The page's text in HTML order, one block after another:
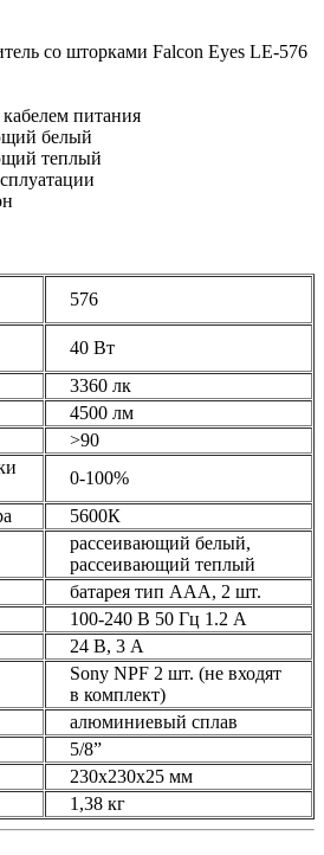
со шторками Falcon Eyes LE-576
питания
белый
теплый
576
40 Вт
3360 лк
4500 лм
>90
0-100%
5600К
рассеивающий белый,
рассеивающий теплый
батарея тип ААА, 2 шт.
100-240 В 50 Гц 1.2 А
24 В, 3 А
Sony NPF 2 шт. (не входят
в комплект)
алюминиевый сплав
5/8”
230х230х25 мм
1,38 кг